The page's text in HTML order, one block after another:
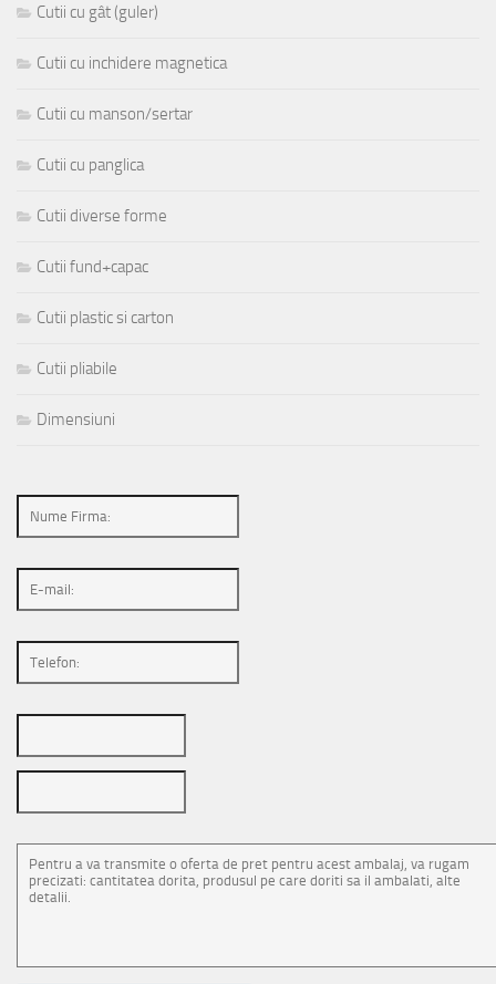
Cutii cu gât (guler)
Cutii cu inchidere magnetica
Cutii cu manson/sertar
Cutii cu panglica
Cutii diverse forme
Cutii fund+capac
Cutii plastic si carton
Cutii pliabile
Dimensiuni